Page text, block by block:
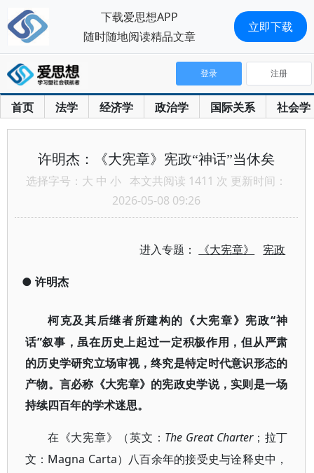
首页 法学 经济学 政治学 国际关系 社会学
登录 注册
许明杰：《大宪章》宪政“神话”当休矣
选择字号： 大 中 小 本文共阅读 1411 次 更新时间：
2026-05-08 09:26
进入专题： 《大宪章》 宪政
● 许明杰
柯克及其后继者所建构的《大宪章》宪政“神
话”叙事，虽在历史上起过一定积极作用，但从严肃
的历史学研究立场审视，终究是特定时代意识形态的
产物。言必称《大宪章》的宪政史学说，实则是一场
持续四百年的学术迷思。
在《大宪章》（英文： The Great Charter；拉丁
文： Magna Carta）八百余年的接受史与诠释史中，
下载爱思想APP
随时随地阅读精品文章
立即下载